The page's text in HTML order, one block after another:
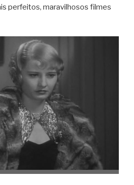
perfeitos, maravilhosos filmes